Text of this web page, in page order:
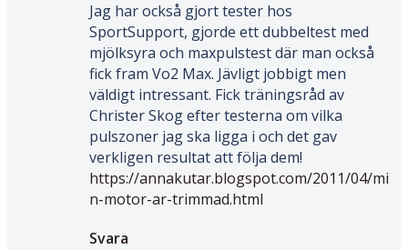
Jag har också gjort tester hos
SportSupport, gjorde ett dubbeltest med
mjölksyra och maxpulstest där man också
fick fram Vo2 Max. Jävligt jobbigt men
väldigt intressant. Fick träningsråd av
Christer Skog efter testerna om vilka
pulszoner jag ska ligga i och det gav
verkligen resultat att följa dem!
https://annakutar.blogspot.com/2011/04/mi
n-motor-ar-trimmad.html
Svara